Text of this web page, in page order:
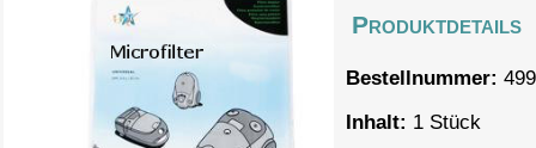
Produktdetails
Bestellnummer:
Inhalt: 1 Stück